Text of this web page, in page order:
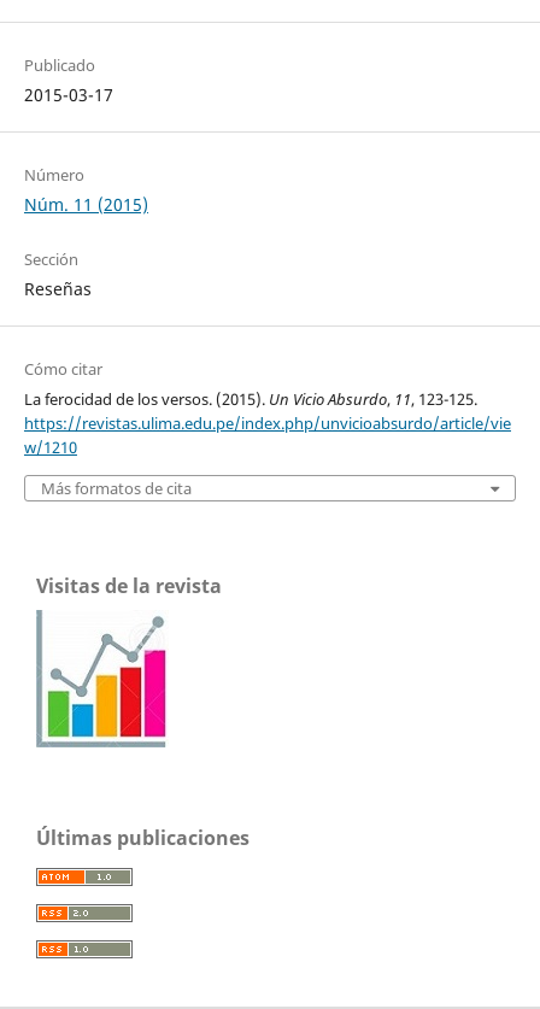
Publicado
2015-03-17
Número
Núm. 11 (2015)
Sección
Reseñas
Cómo citar
La ferocidad de los versos. (2015). Un Vicio Absurdo, 11, 123-125.
https://revistas.ulima.edu.pe/index.php/unvicioabsurdo/article/vie
w/1210
Más formatos de cita
Visitas de la revista
Últimas publicaciones